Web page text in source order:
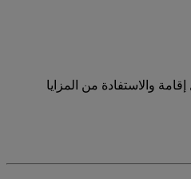
والاستفادة من المزايا